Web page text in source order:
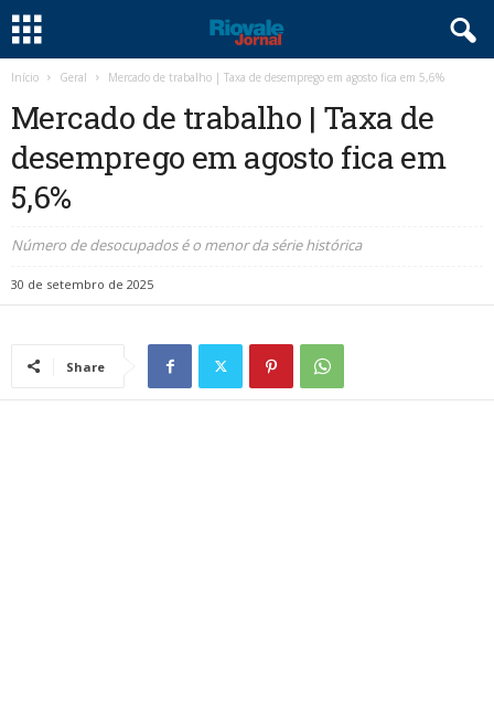
Início Geral Mercado de trabalho | Taxa de desemprego em agosto fica em 5,6%
Mercado de trabalho | Taxa de
desemprego em agosto fica em
5,6%
Número de desocupados é o menor da série histórica
30 de setembro de 2025
Share